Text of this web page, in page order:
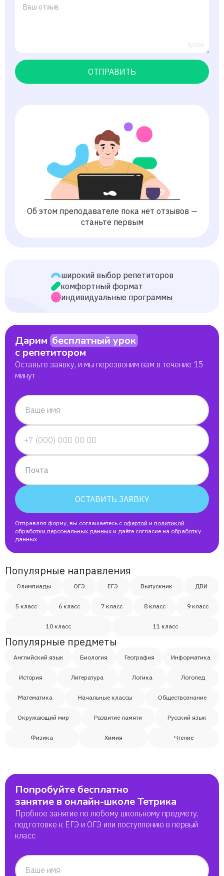
0/200
ОТПРАВИТЬ
Об этом преподавателе пока нет отзывов —
станьте первым
широкий выбор репетиторов
комфортный формат
индивидуальные программы
Дарим бесплатный урок
с репетитором
Оставьте заявку, и мы перезвоним вам в течение 15
минут
Ваше имя
Почта
ОСТАВИТЬ ЗАЯВКУ
Отправляя форму, вы соглашаетесь с офертой и политикой
обработки персональных данных и даёте согласие на обработку
данных
Популярные направления
Олимпиады ОГЭ ЕГЭ Выпускник ДВИ
5 класс 6 класс 7 класс 8 класс 9 класс
10 класс 11 класс
Популярные предметы
Английский язык Биология География Информатика
История Литература Логика Логопед
Математика Начальные классы Обществознание
Окружающий мир Развитие памяти Русский язык
Физика Химия Чтение
Попробуйте бесплатно
занятие в онлайн-школе Тетрика
Пробное занятие по любому школьному предмету,
подготовке к ЕГЭ и ОГЭ или поступлению в первый
класс
Ваше имя